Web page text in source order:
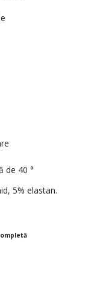
de 40 °
5% elastan.